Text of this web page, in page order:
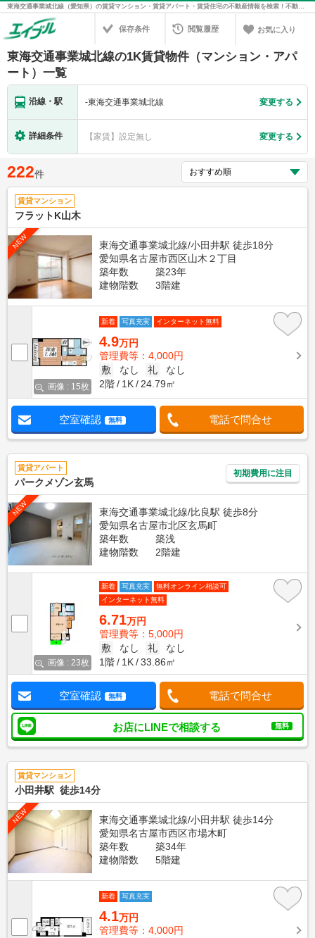
東海交通事業城北線（愛知県）の賃貸マンション・賃貸アパート・賃貸住宅の不動産情報を検索！不動産賃貸の物件探しは、お部屋探しのエイブル
保存条件 閲覧履歴 お気に入り
東海交通事業城北線の1K賃貸物件（マンション・アパ
ート）一覧
沿線・駅 -東海交通事業城北線 変更する
詳細条件 【家賃】設定無し 変更する
222件
賃貸マンション
フラットK山木
NEW
東海交通事業城北線/小田井駅 徒歩18分
愛知県名古屋市西区山木２丁目
築年数
築23年
建物階数
3階建
画像 : 15枚
新着 写真充実 インターネット無料
4.9万円
管理費等：4,000円
敷
なし 礼
なし
2階
1K 24.79㎡
空室確認 無料 電話で問合せ
賃貸アパート
パークメゾン玄馬
初期費用に注目
NEW
東海交通事業城北線/比良駅 徒歩8分
愛知県名古屋市北区玄馬町
築年数
築浅
建物階数
2階建
画像 : 23枚
新着 写真充実
無料オンライン相談可
インターネット無料
6.71万円
管理費等：5,000円
敷
なし 礼
なし
1階
1K 33.86㎡
空室確認 無料 電話で問合せ
お店にLINEで相談する 無料
賃貸マンション
小田井駅 徒歩14分
NEW
東海交通事業城北線/小田井駅 徒歩14分
愛知県名古屋市西区市場木町
築年数
築34年
建物階数
5階建
新着 写真充実
4.1万円
管理費等：4,000円